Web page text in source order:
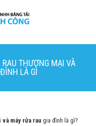
THƯƠNG MẠI VÀ
LÀ GÌ
máy rửa rau gia đình là gì?